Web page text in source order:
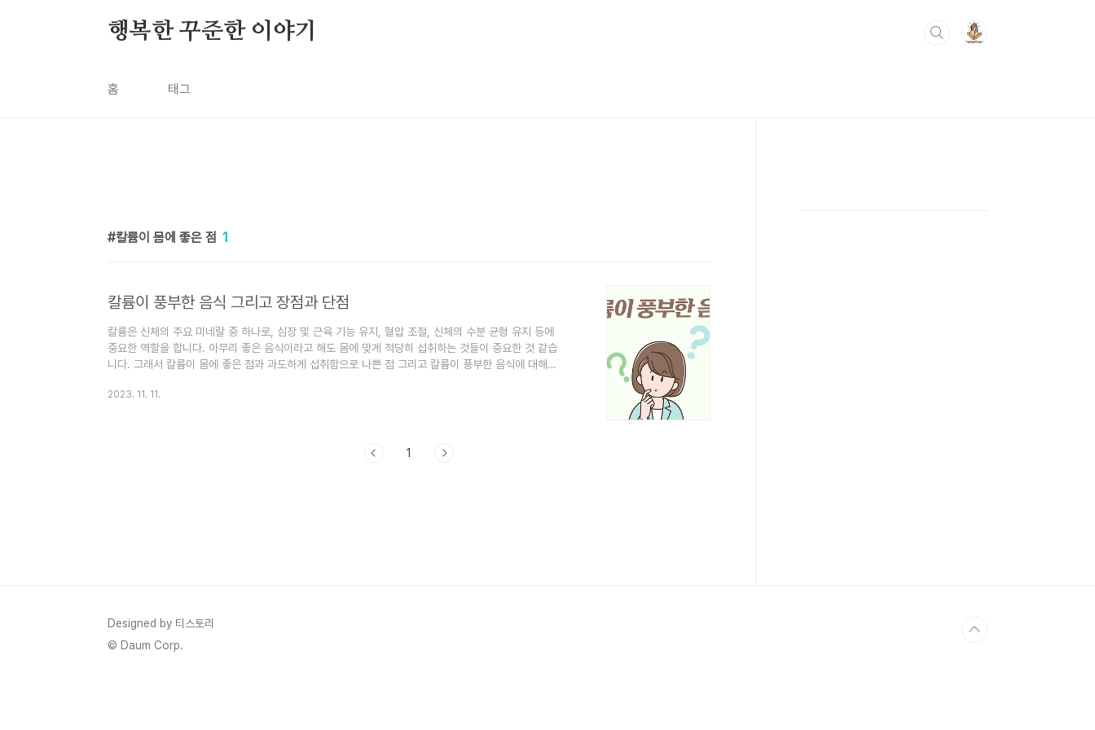
행복한 꾸준한 이야기
홈 태그
칼륨이 몸에 좋은 점 1
칼륨이 풍부한 음식 그리고 장점과 단점
칼륨은 신체의 주요 미네랄 중 하나로, 심장 및 근육 기능 유지, 혈압 조절, 신체의 수분 균형 유지 등에
중요한 역할을 합니다. 아무리 좋은 음식이라고 해도 몸에 맞게 적당히 섭취하는 것들이 중요한 것 같습
니다. 그래서 칼륨이 몸에 좋은 점과 과도하게 섭취함으로 나쁜 점 그리고 칼륨이 풍부한 음식에 대해서
가 과도하면 몸에 나쁜 점 3. 칼륨이 풍부한 음식 4. 아이들 칼륨 일일 권장량 1. 칼륨이 몸에 좋은 점 칼
2023. 11. 11.
1
Designed by 티스토리
© Daum Corp.